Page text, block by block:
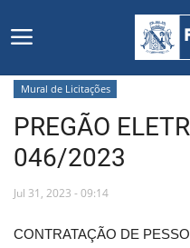
Início
Editais
Mural de Licitações
PREGÃO
046/2023
Jul 31, 2023 - 09:14
CONTRATAÇÃO DE